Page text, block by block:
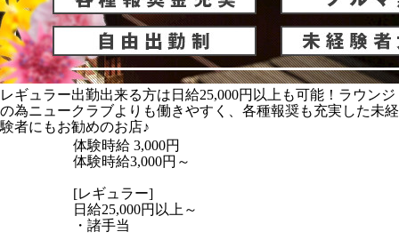
レギュラー出勤出来る方は日給25,000円以上も可能！ラウンジ
の為ニュークラブよりも働きやすく、各種報奨も充実した未経
験者にもお勧めのお店♪
体験時給 3,000円
体験時給3,000円～
[レギュラー]
日給25,000円以上～
・諸手当